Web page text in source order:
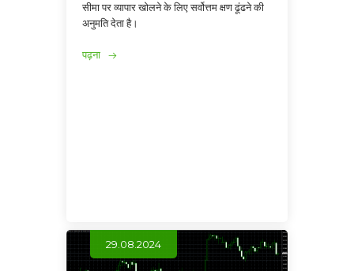
सीमा पर व्यापार खोलने के लिए सर्वोत्तम क्षण ढूंढने की
अनुमति देता है।
पढ़ना
29.08.2024